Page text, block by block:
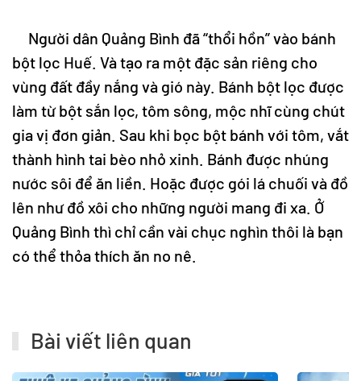
Người dân Quảng Bình đã “thổi hồn” vào bánh
bột lọc Huế. Và tạo ra một đặc sản riêng cho
vùng đất đầy nắng và gió này. Bánh bột lọc được
làm từ bột sắn lọc, tôm sông, mộc nhĩ cùng chút
gia vị đơn giản. Sau khi bọc bột bánh với tôm, vắt
thành hình tai bèo nhỏ xinh. Bánh được nhúng
nước sôi để ăn liền. Hoặc được gói lá chuối và đồ
lên như đồ xôi cho những người mang đi xa. Ở
Quảng Bình thì chỉ cần vài chục nghìn thôi là bạn
có thể thỏa thích ăn no nê.
Bài viết liên quan